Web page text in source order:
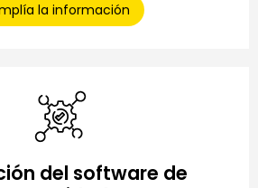
la información
del software de